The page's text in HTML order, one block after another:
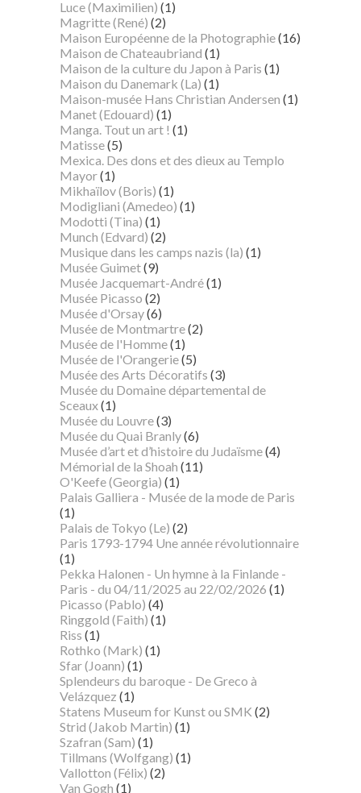
Luce (Maximilien) (1)
Magritte (René) (2)
Maison Européenne de la Photographie(16)
Maison de Chateaubriand (1)
Maison de la culture du Japon à Paris (1)
Maison du Danemark (La) (1)
Maison-musée Hans Christian Andersen (1)
Manet (Edouard) (1)
Manga. Tout un art ! (1)
Matisse(5)
Mexica. Des dons et des dieux au Templo
Mayor(1)
Mikhaïlov (Boris) (1)
Modigliani (Amedeo) (1)
Modotti (Tina) (1)
Munch (Edvard) (2)
Musique dans les camps nazis (la) (1)
Musée Guimet(9)
Musée Jacquemart-André(1)
Musée Picasso (2)
Musée d'Orsay(6)
Musée de Montmartre(2)
Musée de l'Homme(1)
Musée de l'Orangerie(5)
Musée des Arts Décoratifs (3)
Musée du Domaine départemental de
Sceaux(1)
Musée du Louvre(3)
Musée du Quai Branly(6)
Musée d’art et d’histoire du Judaïsme(4)
Mémorial de la Shoah (11)
O'Keefe (Georgia) (1)
Palais Galliera - Musée de la mode de Paris
(1)
Palais de Tokyo (Le) (2)
Paris 1793-1794 Une année révolutionnaire
(1)
Pekka Halonen - Un hymne à la Finlande -
Paris - du 04/11/2025 au 22/02/2026 (1)
Picasso (Pablo) (4)
Ringgold (Faith) (1)
Riss (1)
Rothko (Mark) (1)
Sfar (Joann) (1)
Splendeurs du baroque - De Greco à
Velázquez (1)
Statens Museum for Kunst ou SMK (2)
Strid (Jakob Martin) (1)
Szafran (Sam) (1)
Tillmans (Wolfgang) (1)
Vallotton (Félix) (2)
Van Gogh (1)